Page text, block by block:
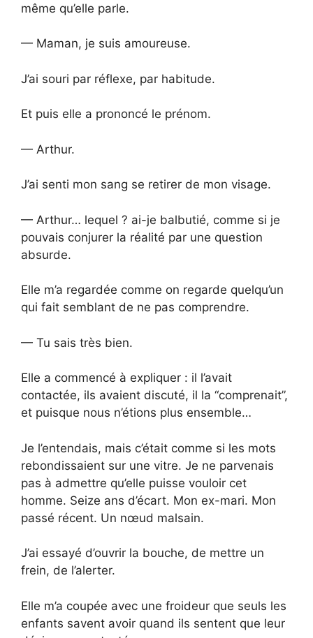
même qu’elle parle.
— Maman, je suis amoureuse.
J’ai souri par réflexe, par habitude.
Et puis elle a prononcé le prénom.
— Arthur.
J’ai senti mon sang se retirer de mon visage.
— Arthur… lequel ? ai-je balbutié, comme si je
pouvais conjurer la réalité par une question
absurde.
Elle m’a regardée comme on regarde quelqu’un
qui fait semblant de ne pas comprendre.
— Tu sais très bien.
Elle a commencé à expliquer : il l’avait
contactée, ils avaient discuté, il la “comprenait”,
et puisque nous n’étions plus ensemble…
Je l’entendais, mais c’était comme si les mots
rebondissaient sur une vitre. Je ne parvenais
pas à admettre qu’elle puisse vouloir cet
homme. Seize ans d’écart. Mon ex-mari. Mon
passé récent. Un nœud malsain.
J’ai essayé d’ouvrir la bouche, de mettre un
frein, de l’alerter.
Elle m’a coupée avec une froideur que seuls les
enfants savent avoir quand ils sentent que leur